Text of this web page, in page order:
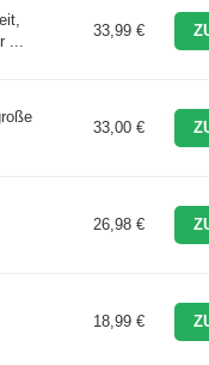
33,99 €
33,00 €
26,98 €
18,99 €